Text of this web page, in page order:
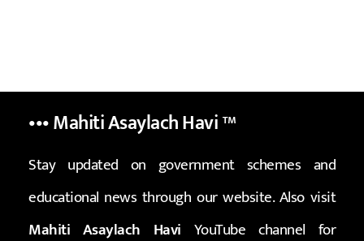
••• Mahiti Asaylach Havi™
Stay updated on government schemes and
educational news through our website. Also visit
Mahiti Asaylach Havi YouTube channel for